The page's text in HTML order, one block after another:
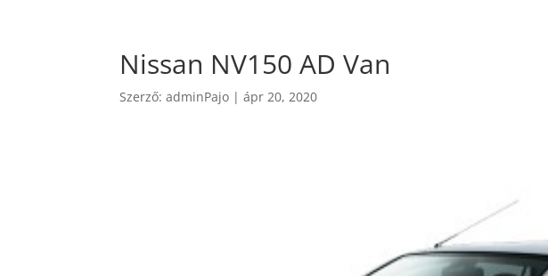
Nissan NV150 AD Van
Szerző:adminPajo |ápr 20, 2020